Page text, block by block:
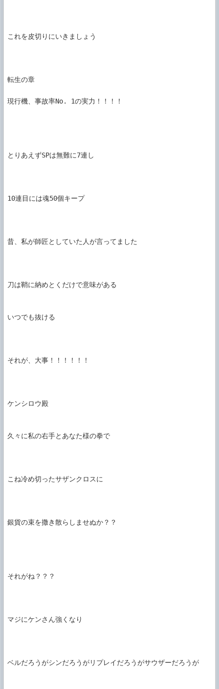
これを皮切りにいきましょう
転生の章
現行機、事故率No. 1の実力！！！！
とりあえずSPは無難に7連し
10連目には魂50個キープ
昔、私が師匠としていた人が言ってました
刀は鞘に納めとくだけで意味がある
いつでも抜ける
それが、大事！！！！！！
ケンシロウ殿
久々に私の右手とあなた様の拳で
こね冷め切ったサザンクロスに
銀貨の束を撒き散らしませぬか？？
それがね？？？
マジにケンさん強くなり
ベルだろうがシンだろうがリプレイだろうがサウザーだろうが